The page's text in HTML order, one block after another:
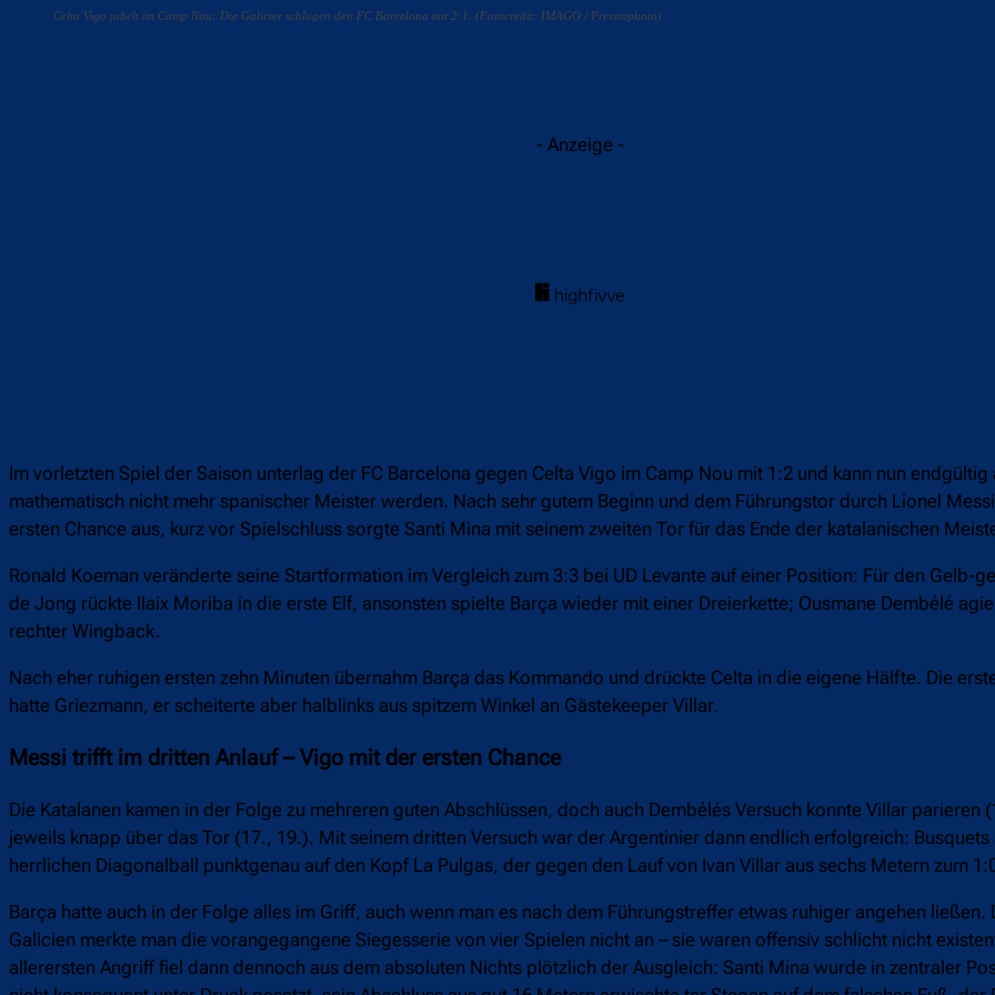
Celta Vigo jubelt im Camp Nou: Die Galicier schlugen den FC Barcelona mit 2:1. (Fotocredit: IMAGO / Pressinphoto)
- Anzeige -
Im vorletzten Spiel der Saison unterlag der FC Barcelona gegen Celta Vigo im Camp Nou mit 1:2 und kann nun endgültig
mathematisch nicht mehr spanischer Meister werden. Nach sehr gutem Beginn und dem Führungstor durch Lionel
ersten Chance aus, kurz vor Spielschluss sorgte Santi Mina mit seinem zweiten Tor für das Ende der katalanischen
Ronald Koeman veränderte seine Startformation im Vergleich zum 3:3 bei UD Levante auf einer Position: Für den Gelb-
de Jong rückte Ilaix Moriba in die erste Elf, ansonsten spielte Barça wieder mit einer Dreierkette; Ousmane Dembélé
rechter Wingback.
Nach eher ruhigen ersten zehn Minuten übernahm Barça das Kommando und drückte Celta in die eigene Hälfte. Die
hatte Griezmann, er scheiterte aber halblinks aus spitzem Winkel an Gästekeeper Villar.
Messi trifft im dritten Anlauf – Vigo mit der ersten Chance
Die Katalanen kamen in der Folge zu mehreren guten Abschlüssen, doch auch Dembélés Versuch konnte Villar parieren
jeweils knapp über das Tor (17., 19.). Mit seinem dritten Versuch war der Argentinier dann endlich erfolgreich: Busquets
herrlichen Diagonalball punktgenau auf den Kopf La Pulgas, der gegen den Lauf von Ivan Villar aus sechs Metern zum
Barça hatte auch in der Folge alles im Griff, auch wenn man es nach dem Führungstreffer etwas ruhiger angehen ließen.
Galicien merkte man die vorangegangene Siegesserie von vier Spielen nicht an – sie waren offensiv schlicht nicht
allerersten Angriff fiel dann dennoch aus dem absoluten Nichts plötzlich der Ausgleich: Santi Mina wurde in zentraler